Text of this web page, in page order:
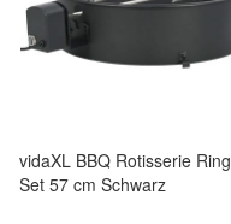
vidaXL BBQ Rotisserie Ring
Set 57 cm Schwarz